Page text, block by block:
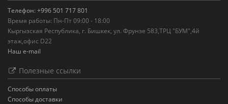
Телефон: +996 501 717 801
Время работы: Пн-Пт 09:00 - 18:00
Кыргызская Республика, г. Бишкек, ул. Фрунзе 583,ТРЦ "БУМ",4й
этаж,офис D22
Наш e-mail
Полезные ссылки
Способы оплаты
Способы доставки